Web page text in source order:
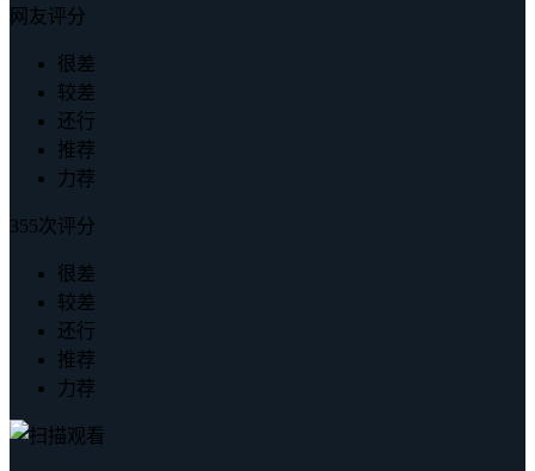
网友评分
很差
较差
还行
推荐
力荐
355次评分
很差
较差
还行
推荐
力荐